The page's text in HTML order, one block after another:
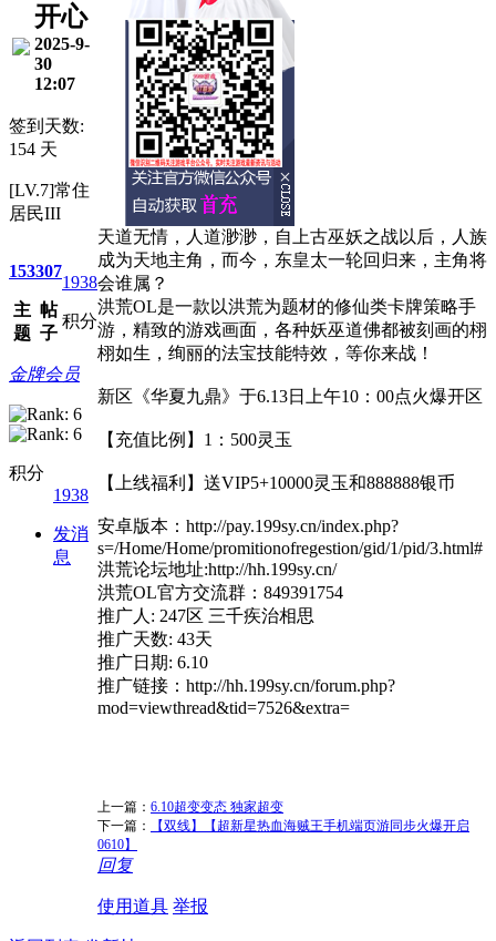
开心
2025-9-
30
12:07
签到天数:
154 天
[LV.7]常住
居民III
153
主
题
307
帖
子
1938
积分
金牌会员
积分
1938
发消
息
天道无情，人道渺渺，自上古巫妖之战以后，人族
成为天地主角，而今，东皇太一轮回归来，主角将
会谁属？
洪荒OL是一款以洪荒为题材的修仙类卡牌策略手
游，精致的游戏画面，各种妖巫道佛都被刻画的栩
栩如生，绚丽的法宝技能特效，等你来战！
新区《华夏九鼎》于6.13日上午10：00点火爆开区
【充值比例】1：500灵玉
【上线福利】送VIP5+10000灵玉和888888银币
安卓版本：http://pay.199sy.cn/index.php?
s=/Home/Home/promitionofregestion/gid/1/pid/3.html#
洪荒论坛地址:http://hh.199sy.cn/
洪荒OL官方交流群：849391754
推广人: 247区 三千疾治相思
推广天数: 43天
推广日期: 6.10
推广链接：http://hh.199sy.cn/forum.php?
mod=viewthread&tid=7526&extra=
上一篇： 6.10超变变态 独家超变
下一篇：
【双线】【超新星热血海贼王手机端页游同步火爆开启
0610】
回复
使用道具 举报